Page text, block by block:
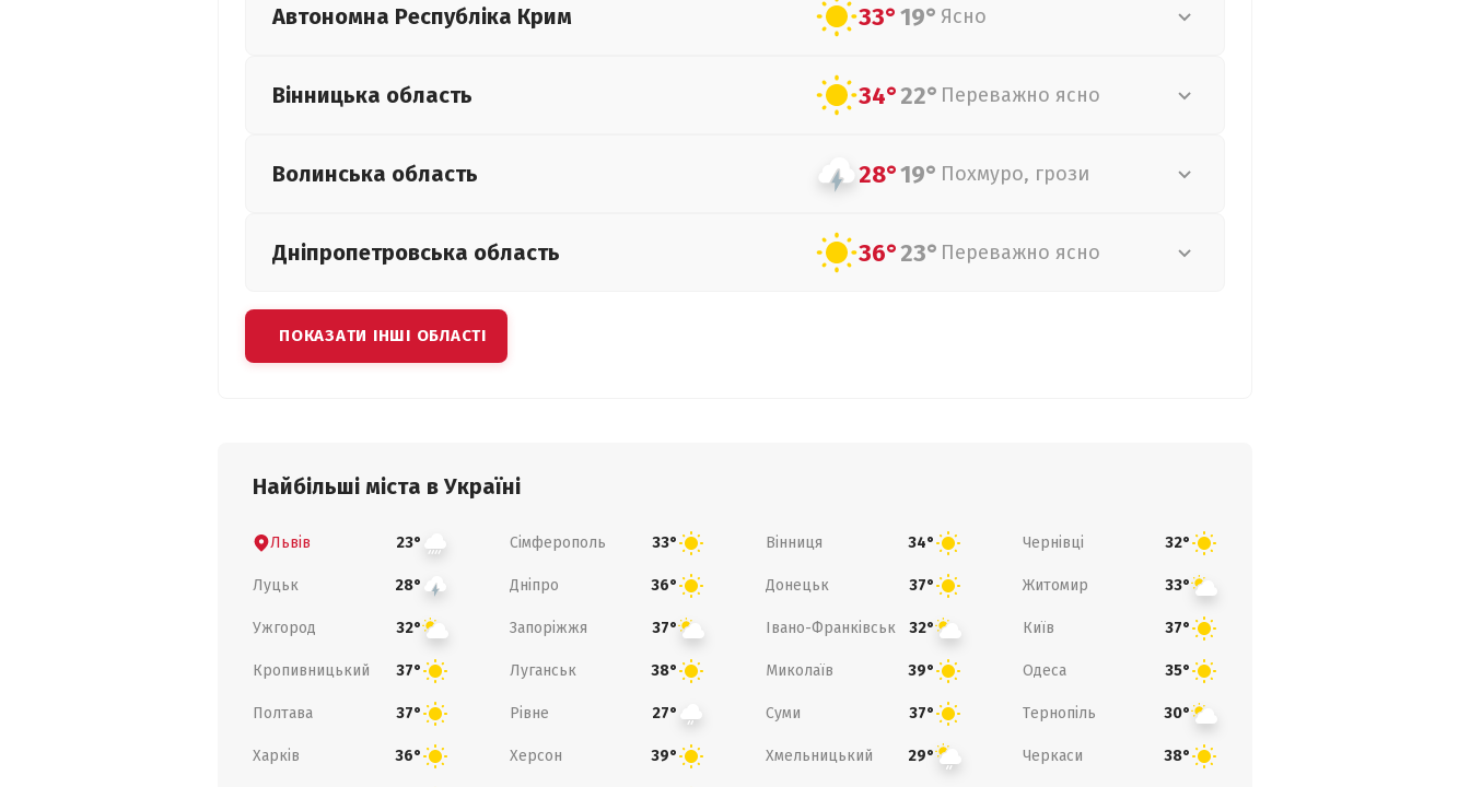
Автономна Республіка Крим 33°19° Ясно
Вінницька область 34°22° Переважно ясно
Волинська область 28°19° Похмуро, грози
Дніпропетровська область 36°23° Переважно ясно
ПОКАЗАТИ ІНШІ ОБЛАСТІ
Найбільші міста в Україні
Львів 23° Сімферополь 33° Вінниця 34° Чернівці 32°
Луцьк 28° Дніпро 36° Донецьк 37° Житомир 33°
Ужгород 32° Запоріжжя 37° Івано-Франківськ 32° Київ 37°
Кропивницький 37° Луганськ 38° Миколаїв 39° Одеса 35°
Полтава 37° Рівне 27° Суми 37° Тернопіль 30°
Харків 36° Херсон 39° Хмельницький 29° Черкаси 38°